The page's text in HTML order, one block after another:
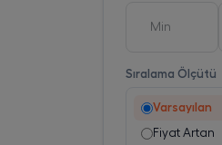
Sıralama Ölçütü
Varsayılan
Fiyat Artan